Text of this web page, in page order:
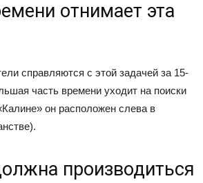
отнимает эта
справляются с этой задачей за 15-
часть времени уходит на поиски
он расположен слева в
производиться